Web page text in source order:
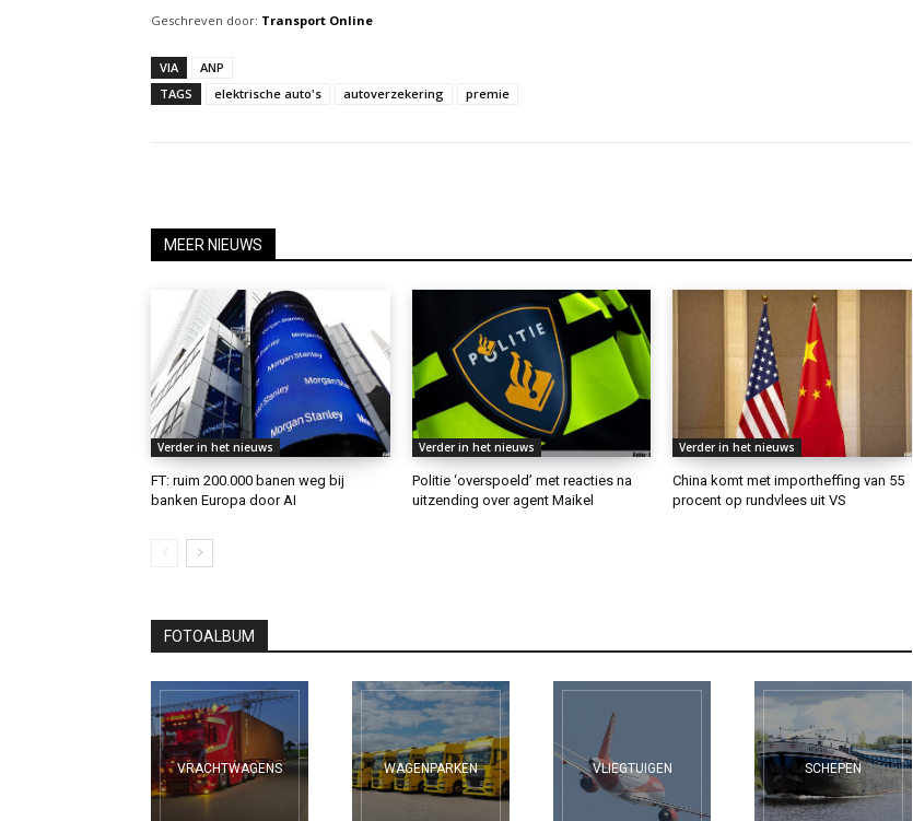
Geschreven door: Transport Online
VIA
ANP
TAGS
elektrische auto's autoverzekering premie
MEER NIEUWS
Verder in het nieuws
FT: ruim 200.000 banen weg bij
banken Europa door AI
Verder in het nieuws
Politie ‘overspoeld’ met reacties na
uitzending over agent Maikel
Verder in het nieuws
China komt met importheffing van 55
procent op rundvlees uit VS
FOTOALBUM
VRACHTWAGENS WAGENPARKEN VLIEGTUIGEN SCHEPEN